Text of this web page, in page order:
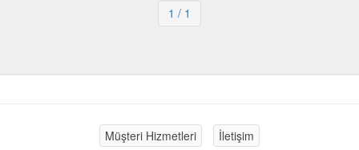
1 / 1
Müşteri Hizmetleri İletişim